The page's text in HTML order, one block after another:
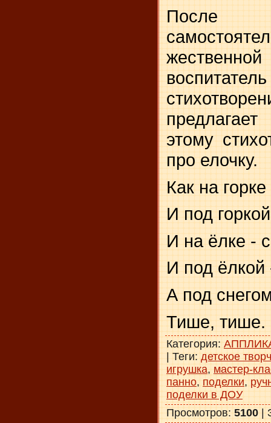
После
этому
про елочку.
Как на горке
И под
И на ёлке -
И под ёлкой
А под
Тише, тише.
Категория:
| Теги: детское
игрушка, мастер-
панно, поделки,
поделки в ДОУ
Просмотров: 5100 |